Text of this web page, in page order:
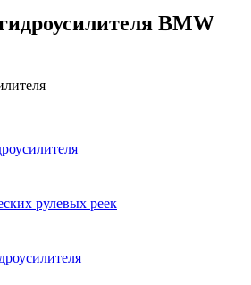
BMW
рулевых реек